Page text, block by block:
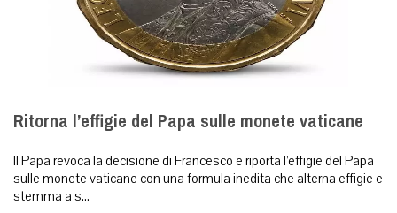
Ritorna l’effigie del Papa sulle monete vaticane
Il Papa revoca la decisione di Francesco e riporta l’effigie del Papa
sulle monete vaticane con una formula inedita che alterna effigie e
stemma a s...